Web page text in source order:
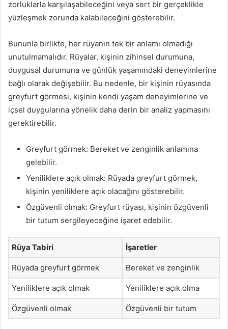
zorluklarla karşılaşabileceğini veya sert bir gerçeklikle
yüzleşmek zorunda kalabileceğini gösterebilir.
Bununla birlikte, her rüyanın tek bir anlamı olmadığı
unutulmamalıdır. Rüyalar, kişinin zihinsel durumuna,
duygusal durumuna ve günlük yaşamındaki deneyimlerine
bağlı olarak değişebilir. Bu nedenle, bir kişinin rüyasında
greyfurt görmesi, kişinin kendi yaşam deneyimlerine ve
içsel duygularına yönelik daha derin bir analiz yapmasını
gerektirebilir.
Greyfurt görmek: Bereket ve zenginlik anlamına
gelebilir.
Yeniliklere açık olmak: Rüyada greyfurt görmek,
kişinin yeniliklere açık olacağını gösterebilir.
Özgüvenli olmak: Greyfurt rüyası, kişinin özgüvenli
bir tutum sergileyeceğine işaret edebilir.
Rüya Tabiri İşaretler
Rüyada greyfurt görmek Bereket ve zenginlik
Yeniliklere açık olmak Yeniliklere açık olma
Özgüvenli olmak Özgüvenli bir tutum